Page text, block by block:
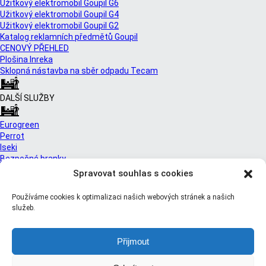
Spravovat souhlas s cookies
Používáme cookies k optimalizaci našich webových stránek a našich
služeb.
Přijmout
Užitkový elektromobil Goupil G6
Užitkový elektromobil Goupil G4
Užitkový elektromobil Goupil G2
Katalog reklamních předmětů Goupil
CENOVÝ PŘEHLED
Plošina Inreka
Sklopná nástavba na sběr odpadu Tecam
DALŠÍ SLUŽBY
Eurogreen
Perrot
Iseki
Bezpečné branky